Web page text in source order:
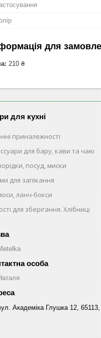
для
210 ₴
для кухні
приналежності
для бару, кави та чаю
посуд, миски
для запікання
ланч-бокси
для зберігання. Хлібниці
Академіка Глушка 12,